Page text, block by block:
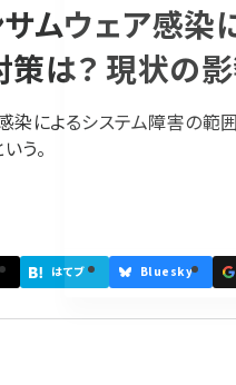
ムウェア感染
は？ 現状の影
染によるシステム障害の範
う。
はてブ Bluesky